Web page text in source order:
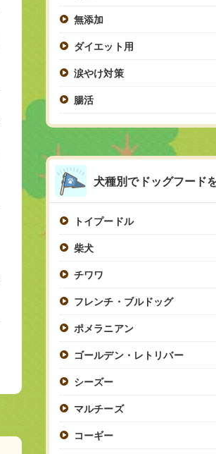
無添加
ダイエット用
涙やけ対策
腸活
犬種別でドッグフード
トイプードル
柴犬
チワワ
フレンチ・ブルドッグ
ポメラニアン
ゴールデン・レトリバー
シーズー
マルチーズ
コーギー